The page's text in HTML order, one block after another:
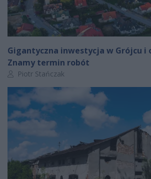
Gigantyczna inwestycja w Grójcu i
Znamy termin robót
Autor artykułu:
Piotr Stańczak